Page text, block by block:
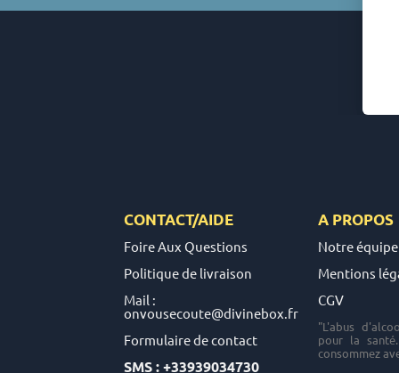
CONTACT/AIDE
Foire Aux Questions
Politique de livraison
Mail :
onvousecoute@divinebox.fr
Formulaire de contact
SMS : +33939034730
A PROPOS
Notre équipe
Mentions
CGV
"L'abus
pour la
consommez